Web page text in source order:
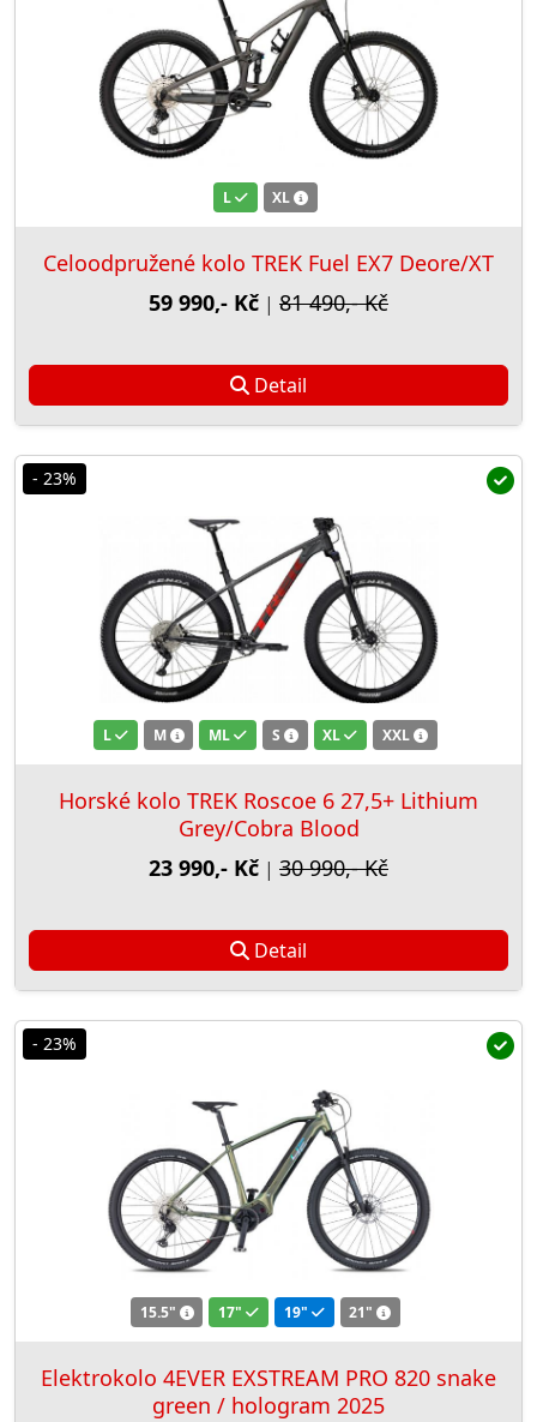
L XL
Celoodpružené kolo TREK Fuel EX7 Deore/XT
59 990,- Kč | 81 490,- Kč
Detail
- 23%
L M ML S XL XXL
Horské kolo TREK Roscoe 6 27,5+ Lithium
Grey/Cobra Blood
23 990,- Kč | 30 990,- Kč
Detail
- 23%
15.5" 17" 19" 21"
Elektrokolo 4EVER EXSTREAM PRO 820 snake
green / hologram 2025